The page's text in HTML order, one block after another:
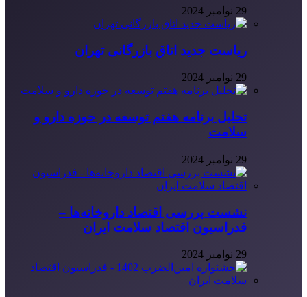
29 نوامبر 2024
ریاست جدید اتاق بازرگانی تهران
29 نوامبر 2024
تحلیل برنامه هفتم توسعه در حوزه دارو و
سلامت
29 نوامبر 2024
نشست بررسی اقتصاد داروخانه‌ها –
فدراسیون اقتصاد سلامت ایران
29 نوامبر 2024